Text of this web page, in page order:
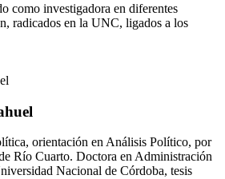
como investigadora en diferentes
radicados en la UNC, ligados a los
orientación en Análisis Político, por
Río Cuarto. Doctora en Administración
Nacional de Córdoba, tesis